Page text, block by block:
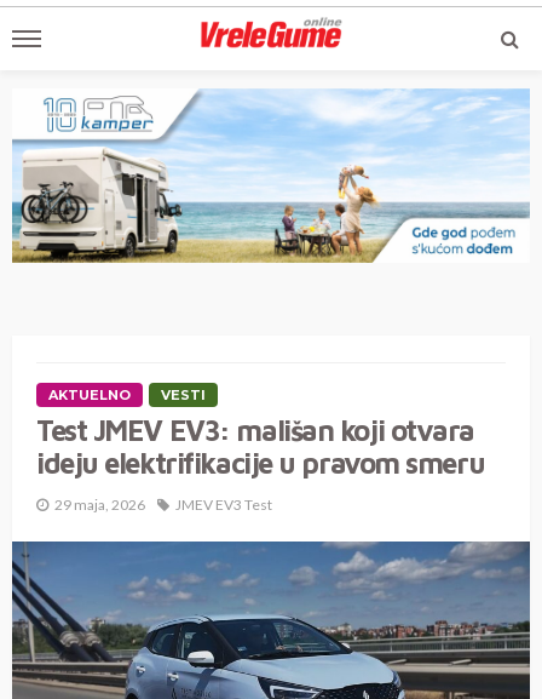
AKTUELNO VESTI
Test JMEV EV3: mališan koji otvara
ideju elektrifikacije u pravom smeru
29 maja, 2026 JMEV EV3 Test